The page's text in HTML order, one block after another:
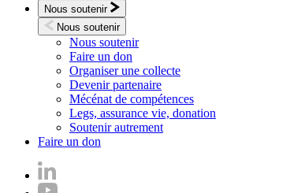
Nous soutenir
Nous soutenir
Nous soutenir
Faire un don
Organiser une collecte
Devenir partenaire
Mécénat de compétences
Legs, assurance vie, donation
Soutenir autrement
Faire un don